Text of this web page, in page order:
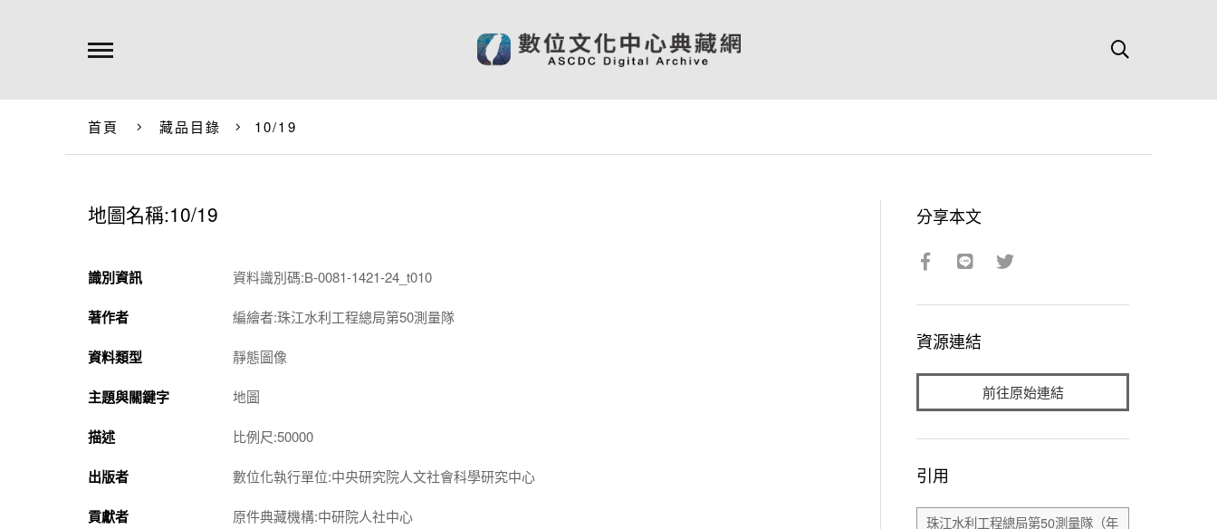
首頁 藏品目錄 10/19
地圖名稱:10/19
識別資訊 資料識別碼:B-0081-1421-24_t010
著作者 編繪者:珠江水利工程總局第50測量隊
資料類型 靜態圖像
主題與關鍵字 地圖
描述 比例尺:50000
出版者 數位化執行單位:中央研究院人文社會科學研究中心
貢獻者 原件典藏機構:中研院人社中心
分享本文
資源連結
前往原始連結
引用